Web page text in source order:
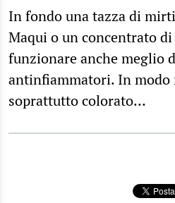
In fondo una tazza di
Maqui o un concentrato
funzionare anche meglio
antinfiammatori. In modo
soprattutto colorato…